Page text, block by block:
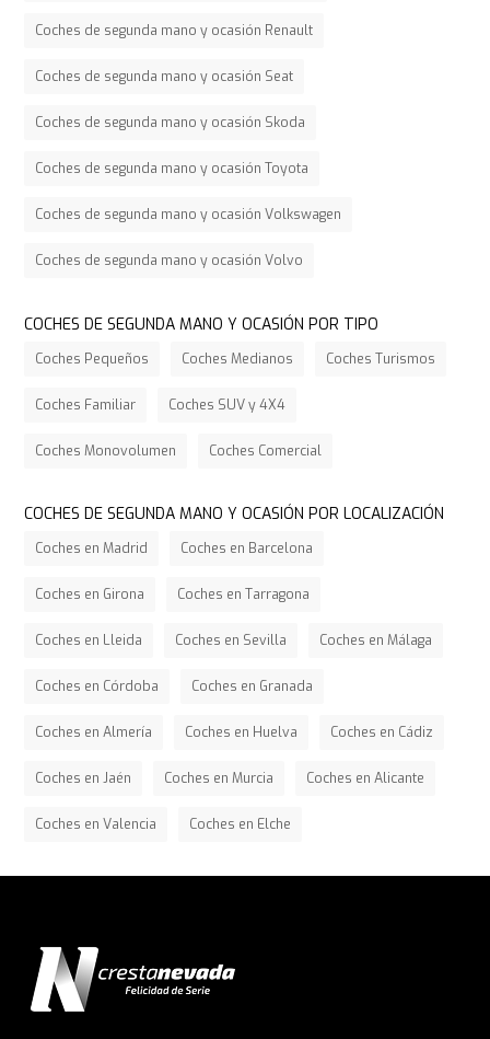
Coches de segunda mano y ocasión Renault
Coches de segunda mano y ocasión Seat
Coches de segunda mano y ocasión Skoda
Coches de segunda mano y ocasión Toyota
Coches de segunda mano y ocasión Volkswagen
Coches de segunda mano y ocasión Volvo
COCHES DE SEGUNDA MANO Y OCASIÓN POR TIPO
Coches Pequeños Coches Medianos Coches Turismos
Coches Familiar Coches SUV y 4X4
Coches Monovolumen Coches Comercial
COCHES DE SEGUNDA MANO Y OCASIÓN POR LOCALIZACIÓN
Coches en Madrid Coches en Barcelona
Coches en Girona Coches en Tarragona
Coches en Lleida Coches en Sevilla Coches en Málaga
Coches en Córdoba Coches en Granada
Coches en Almería Coches en Huelva Coches en Cádiz
Coches en Jaén Coches en Murcia Coches en Alicante
Coches en Valencia Coches en Elche